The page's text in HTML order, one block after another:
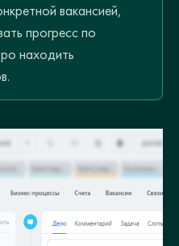
вакансией,
прогресс по
находить